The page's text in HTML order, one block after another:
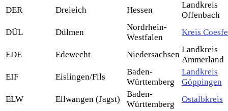
DER
Dreieich Hessen
Landkreis
Offenbach
DÜL
Dülmen
Nordrhein-
Westfalen
Kreis
EDE Edewecht Niedersachsen
Landkreis
Ammerland
EIF
Eislingen/Fils
Baden-
Württemberg
Landkreis
Göppingen
ELW
Ellwangen (Jagst)
Baden-
Württemberg
Ostalbkreis